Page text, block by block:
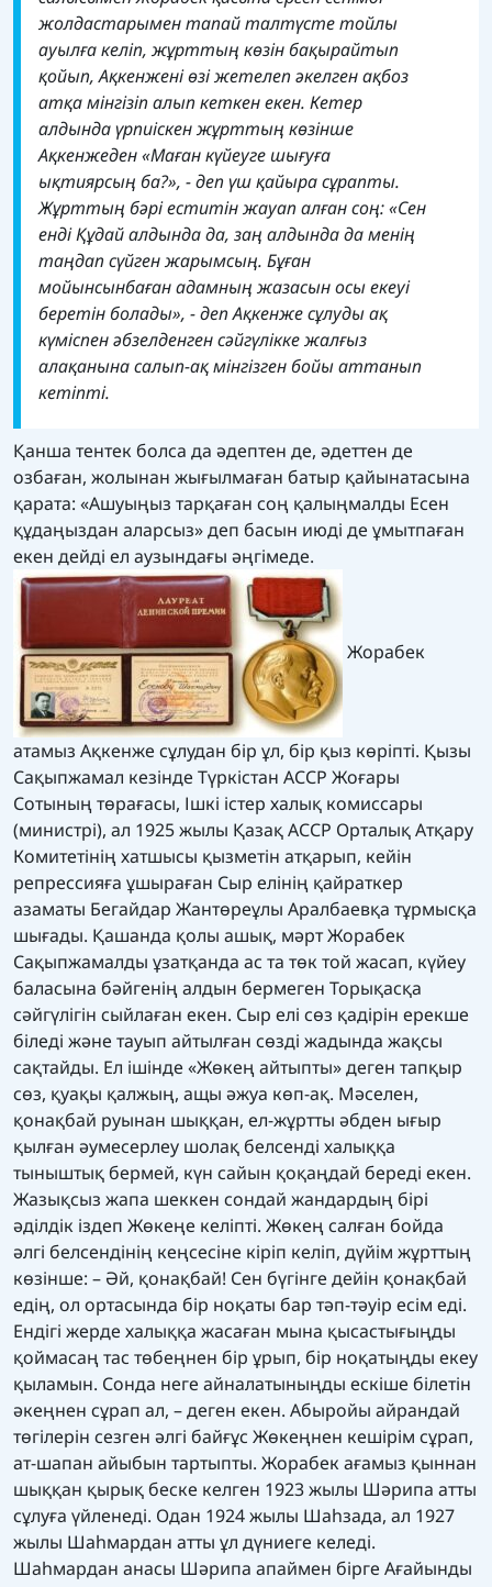
жолдастарымен тапай талтүсте тойлы
ауылға келіп, жұрттың көзін бақырайтып
қойып, Ақкенжені өзі жетелеп әкелген ақбоз
атқа мінгізіп алып кеткен екен. Кетер
алдында үрпиіскен жұрттың көзінше
Ақкенжеден «Маған күйеуге шығуға
ықтиярсың ба?», - деп үш қайыра сұрапты.
Жұрттың бәрі еститін жауап алған соң: «Сен
енді Құдай алдында да, заң алдында да менің
таңдап сүйген жарымсың. Бұған
мойынсынбаған адамның жазасын осы екеуі
беретін болады», - деп Ақкенже сұлуды ақ
күміспен әбзелденген сәйгүлікке жалғыз
алақанына салып-ақ мінгізген бойы аттанып
кетіпті.
Қанша тентек болса да әдептен де, әдеттен де
озбаған, жолынан жығылмаған батыр қайынатасына
қарата: «Ашуыңыз тарқаған соң қалыңмалды Есен
құдаңыздан аларсыз» деп басын июді де ұмытпаған
екен дейді ел аузындағы әңгімеде.
Жорабек
атамыз Ақкенже сұлудан бір ұл, бір қыз көріпті. Қызы
Сақыпжамал кезінде Түркістан АССР Жоғары
Сотының төрағасы, Ішкі істер халық комиссары
(министрі), ал 1925 жылы Қазақ АССР Орталық Атқару
Комитетінің хатшысы қызметін атқарып, кейін
репрессияға ұшыраған Сыр елінің қайраткер
азаматы Бегайдар Жантөреұлы Аралбаевқа тұрмысқа
шығады. Қашанда қолы ашық, мәрт Жорабек
Сақыпжамалды ұзатқанда ас та төк той жасап, күйеу
баласына бәйгенің алдын бермеген Торықасқа
сәйгүлігін сыйлаған екен. Сыр елі сөз қадірін ерекше
біледі және тауып айтылған сөзді жадында жақсы
сақтайды. Ел ішінде «Жөкең айтыпты» деген тапқыр
сөз, қуақы қалжың, ащы әжуа көп-ақ. Мәселен,
қонақбай руынан шыққан, ел-жұртты әбден ығыр
қылған әумесерлеу шолақ белсенді халыққа
тыныштық бермей, күн сайын қоқаңдай береді екен.
Жазықсыз жапа шеккен сондай жандардың бірі
әділдік іздеп Жөкеңе келіпті. Жөкең салған бойда
әлгі белсендінің кеңсесіне кіріп келіп, дүйім жұрттың
көзінше: – Әй, қонақбай! Сен бүгінге дейін қонақбай
едің, ол ортасында бір ноқаты бар тәп-тәуір есім еді.
Ендігі жерде халыққа жасаған мына қысастығыңды
қоймасаң тас төбеңнен бір ұрып, бір ноқатыңды екеу
қыламын. Сонда неге айналатыныңды ескіше білетін
әкеңнен сұрап ал, – деген екен. Абыройы айрандай
төгілерін сезген әлгі байғұс Жөкеңнен кешірім сұрап,
ат-шапан айыбын тартыпты. Жорабек ағамыз қыннан
шыққан қырық беске келген 1923 жылы Шәрипа атты
сұлуға үйленеді. Одан 1924 жылы Шаһзада, ал 1927
жылы Шаһмардан атты ұл дүниеге келеді.
Шаһмардан анасы Шәрипа апаймен бірге Ағайынды